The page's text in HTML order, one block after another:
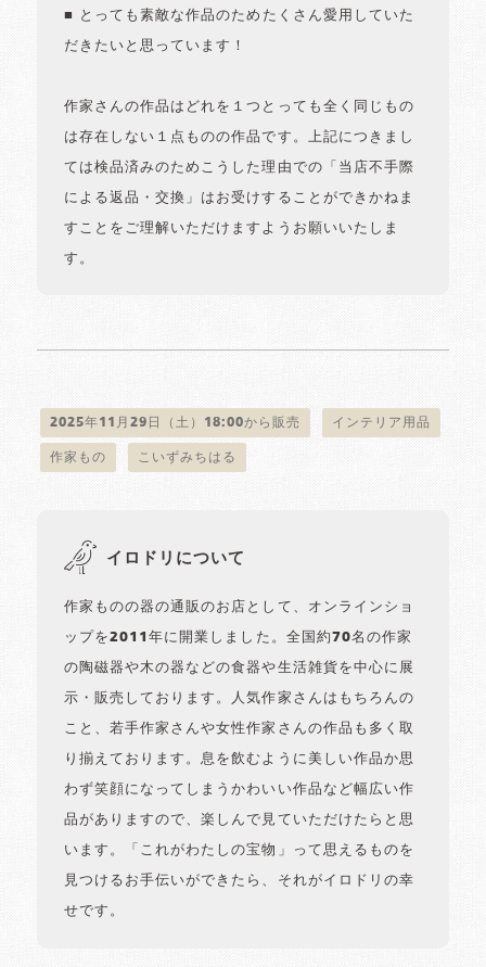
■ とっても素敵な作品のためたくさん愛用していた
だきたいと思っています！
作家さんの作品はどれを１つとっても全く同じもの
は存在しない１点ものの作品です。上記につきまし
ては検品済みのためこうした理由での「当店不手際
による返品・交換」はお受けすることができかねま
すことをご理解いただけますようお願いいたしま
す。
2025年11月29日（土）18:00から販売 インテリア用品
作家もの こいずみちはる
イロドリについて
作家ものの器の通販のお店として、オンラインショ
ップを2011年に開業しました。全国約70名の作家
の陶磁器や木の器などの食器や生活雑貨を中心に展
示・販売しております。人気作家さんはもちろんの
こと、若手作家さんや女性作家さんの作品も多く取
り揃えております。息を飲むように美しい作品か思
わず笑顔になってしまうかわいい作品など幅広い作
品がありますので、楽しんで見ていただけたらと思
います。「これがわたしの宝物」って思えるものを
見つけるお手伝いができたら、それがイロドリの幸
せです。